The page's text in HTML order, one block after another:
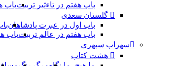
باب هفتم در تاءثیر تربیتباب
گلستان سعدی
باب اول در عبرت پادشاهان
باب هفتم در عالم تربیتباب
سهراب سپهری
هشت کتاب